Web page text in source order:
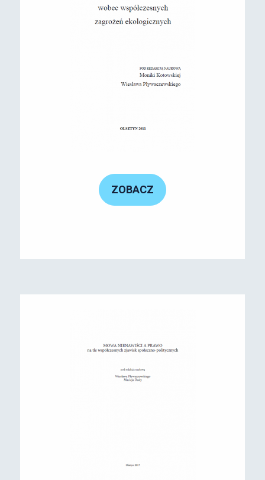
ZOBACZ